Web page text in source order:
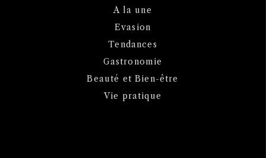
A la une
Evasion
Tendances
Gastronomie
Beauté et Bien-être
Vie pratique